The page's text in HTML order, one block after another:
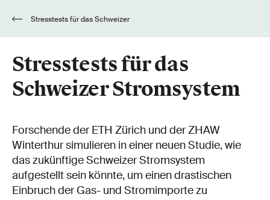
Stresstests für das
Schweizer Stromsystem
Forschende der ETH Zürich und der ZHAW
Winterthur simulieren in einer neuen Studie, wie
das zukünftige Schweizer Stromsystem
aufgestellt sein könnte, um einen drastischen
Einbruch der Gas- und Stromimporte zu